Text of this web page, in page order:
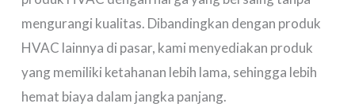
mengurangi kualitas. Dibandingkan dengan produk
HVAC lainnya di pasar, kami menyediakan produk
yang memiliki ketahanan lebih lama, sehingga lebih
hemat biaya dalam jangka panjang.